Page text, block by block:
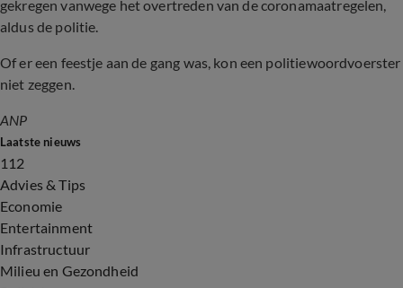
gekregen vanwege het overtreden van de coronamaatregelen,
aldus de politie.
Of er een feestje aan de gang was, kon een politiewoordvoerster
niet zeggen.
ANP
Laatste nieuws
112
Advies & Tips
Economie
Entertainment
Infrastructuur
Milieu en Gezondheid